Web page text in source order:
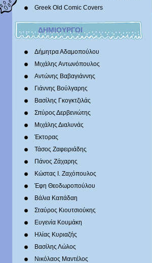
Greek Old Comic Covers
ΔΗΜΙΟΥΡΓΟΙ
Δήμητρα Αδαμοπούλου
Μιχάλης Αντωνόπουλος
Αντώνης Βαβαγιάννης
Γιάννης Βούλγαρης
Βασίλης Γκογκτζιλάς
Σπύρος Δερβενιώτης
Mιχάλης Διαλυνάς
Έκτορας
Τάσος Ζαφειριάδης
Πάνος Ζάχαρης
Κώστας Ι. Ζαχόπουλoς
Έφη Θεοδωροπούλου
Βάλια Καπάδαη
Σταύρος Κιουτσιούκης
Ευγενία Κουμάκη
Ηλίας Κυριαζής
Βασίλης Λώλος
Νικόλαος Μαντέλος